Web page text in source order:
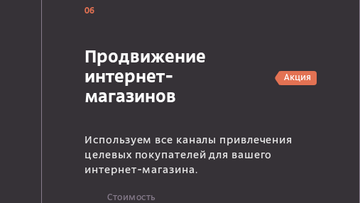
06
Продвижение
интернет-
магазинов
Акция
Используем все каналы привлечения
целевых покупателей для вашего
интернет-магазина.
Стоимость